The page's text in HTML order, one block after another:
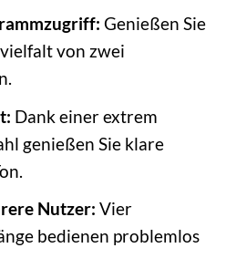
Genießen Sie
von zwei
Dank einer extrem
genießen Sie klare
Nutzer: Vier
bedienen problemlos